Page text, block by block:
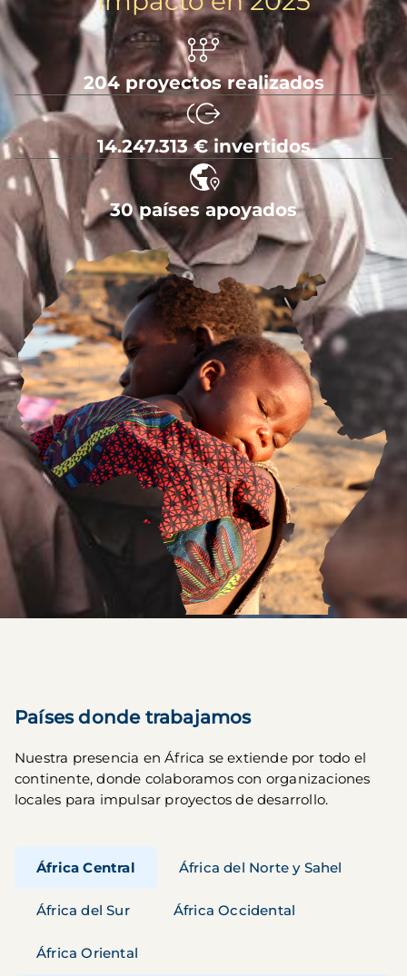
204 proyectos realizados
14.247.313 € invertidos
30 países apoyados
Imagen
Países donde trabajamos
Nuestra presencia en África se extiende por todo el
continente, donde colaboramos con organizaciones
locales para impulsar proyectos de desarrollo.
África Central África del Norte y Sahel
África del Sur África Occidental
África Oriental